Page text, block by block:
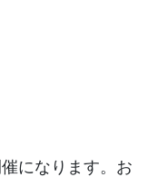
になります。お